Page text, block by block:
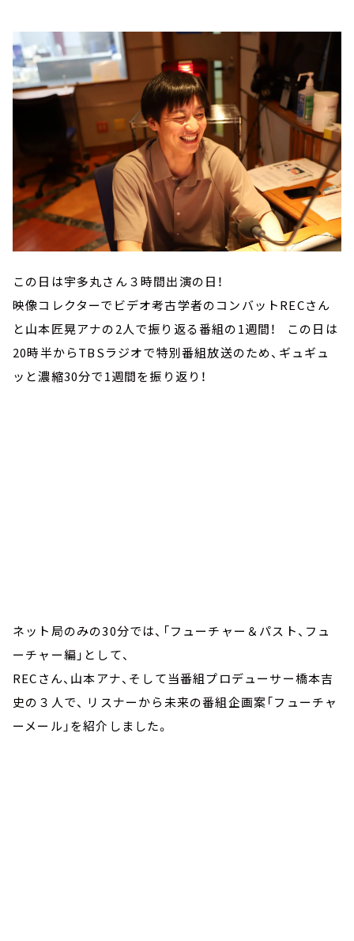
この日は宇多丸さん３時間出演の日！
映像コレクターでビデオ考古学者のコンバットRECさん
と山本匠晃アナの2人で振り返る番組の1週間！ この日は
20時半からTBSラジオで特別番組放送のため、ギュギュ
ッと濃縮30分で1週間を振り返り！
ネット局のみの30分では、「フューチャー＆パスト、フュ
ーチャー編」として、
RECさん、山本アナ、そして当番組プロデューサー橋本吉
史の３人で、 リスナーから未来の番組企画案「フューチャ
ーメール」を紹介しました。